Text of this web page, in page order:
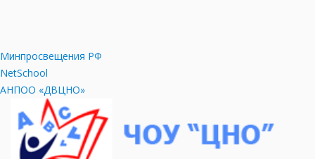
Минпросвещения РФ
NetSchool
АНПОО «ДВЦНО»